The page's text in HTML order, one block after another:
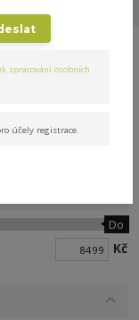
Do
Kč
zpracování osobních
účely registrace.